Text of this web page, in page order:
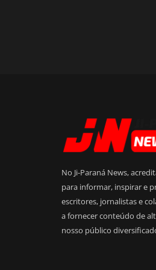
No Ji-Paraná News,
para informar, inspirar e
escritores, jornalistas e
a fornecer conteúdo de
nosso público